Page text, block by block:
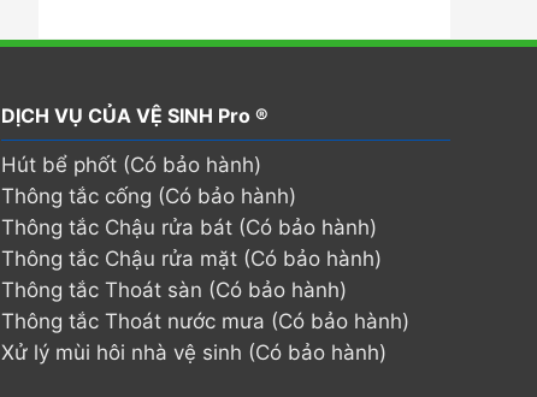
DỊCH VỤ CỦA VỆ SINH Pro ®
Hút bể phốt (Có bảo hành)
Thông tắc cống (Có bảo hành)
Thông tắc Chậu rửa bát (Có bảo hành)
Thông tắc Chậu rửa mặt (Có bảo hành)
Thông tắc Thoát sàn (Có bảo hành)
Thông tắc Thoát nước mưa (Có bảo hành)
Xử lý mùi hôi nhà vệ sinh (Có bảo hành)